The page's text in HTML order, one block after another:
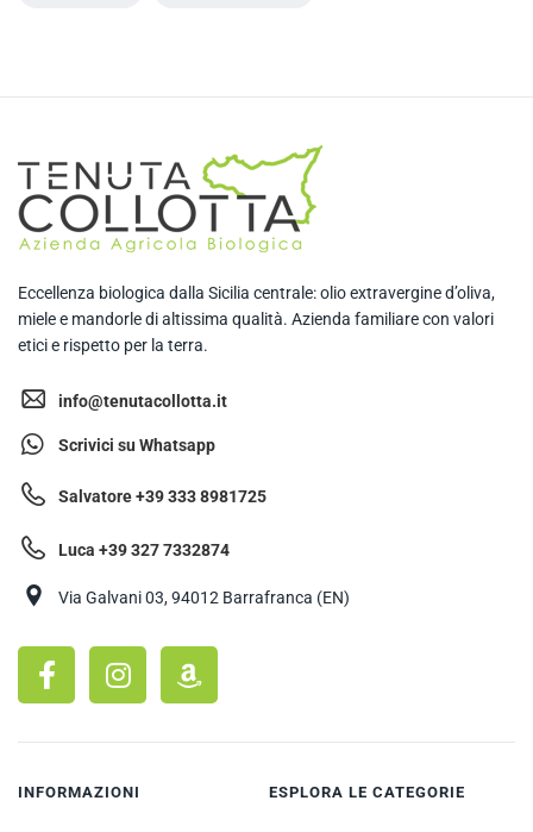
Eccellenza biologica dalla Sicilia centrale: olio extravergine d’oliva,
miele e mandorle di altissima qualità. Azienda familiare con valori
etici e rispetto per la terra.
info@tenutacollotta.it
Scrivici su Whatsapp
Salvatore +39 333 8981725
Luca +39 327 7332874
Via Galvani 03, 94012 Barrafranca (EN)
INFORMAZIONI ESPLORA LE CATEGORIE